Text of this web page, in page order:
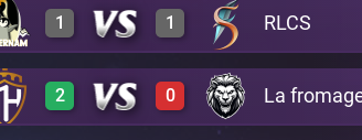
0 A41 3
0 A41 3
1 RLCS
1
0 A41 3
2 La
0